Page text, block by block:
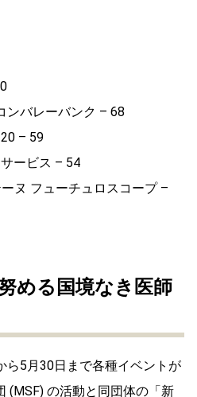
バレーバンク – 68
– 59
ービス – 54
ヌ フューチュロスコープ –
める国境なき医師
ら5月30日まで各種イベントが
(MSF) の活動と同団体の「新